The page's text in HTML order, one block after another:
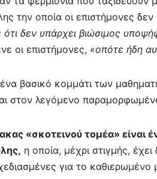
την οποία οι επιστήμονες
ότι δεν υπάρχει βιώσιμος
οι επιστήμονες, «οπότε ήδη
βασικό κομμάτι των
στον λεγόμενο
«σκοτεινού τομέα» είναι
η οποία, μέχρι στιγμής,
για το καθιερωμένο